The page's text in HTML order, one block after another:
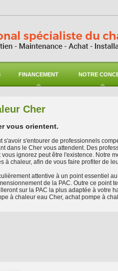
FINANCEMENT NOTRE
Cher
vous orientent.
s'avoir s'entourer de professionnels
dans le Cher vous attendent. Des
ignorez peut être l'existence. Notre
à chaleur, afin de vous faire profiter de
attentive à un point essentiel
de la PAC. Outre ce point
sur la PAC la plus adaptée à votre
à chaleur eau Cher, achat pompe à